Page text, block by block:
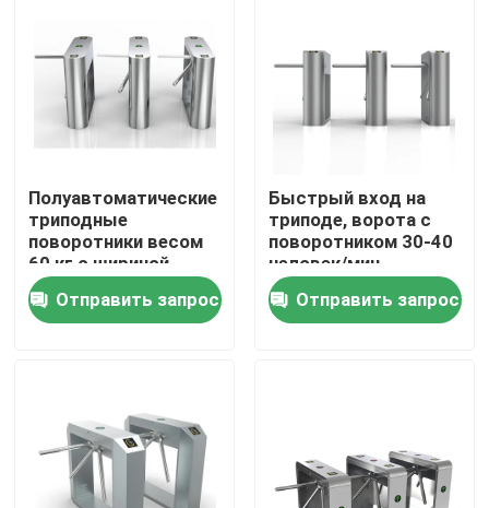
О Компании
Наша фабрика
контроль качества
контактные данные
Новости
Электронные ворота турникета
Полуавтоматические
триподные
поворотники весом
60 кг с шириной
прохода 550 мм
Отправить запрос
Быстрый вход на
триподе, ворота с
поворотником 30-40
человек/мин
Скорость прохода
Уровень защиты
IP54
Отправить запрос